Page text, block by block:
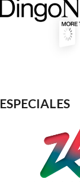
ESPECIALES